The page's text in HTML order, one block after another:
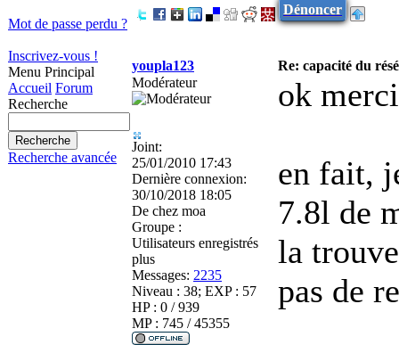
Mot de passe perdu ?
Inscrivez-vous !
Menu Principal
Accueil Forum
Recherche
Recherche avancée
Dénoncer
youpla123
Re: capacité du
Modérateur
Joint:
25/01/2010 17:43
Dernière connexion:
30/10/2018 18:05
De chez moa
Groupe :
Utilisateurs enregistrés
plus
Messages: 2235
Niveau : 38; EXP : 57
HP : 0 / 939
MP : 745 / 45355
ok
en fait,
7.8l de
la
pas de